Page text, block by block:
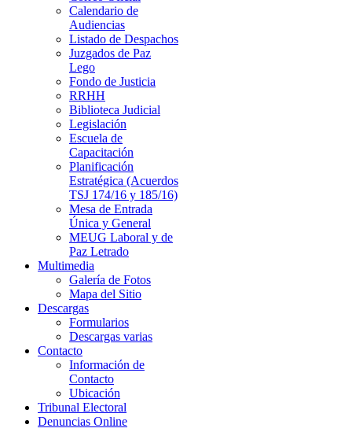
Calendario de
Audiencias
Listado de Despachos
Juzgados de Paz
Lego
Fondo de Justicia
RRHH
Biblioteca Judicial
Legislación
Escuela de
Capacitación
Planificación
Estratégica (Acuerdos
TSJ 174/16 y 185/16)
Mesa de Entrada
Única y General
MEUG Laboral y de
Paz Letrado
Multimedia
Galería de Fotos
Mapa del Sitio
Descargas
Formularios
Descargas varias
Contacto
Información de
Contacto
Ubicación
Tribunal Electoral
Denuncias Online